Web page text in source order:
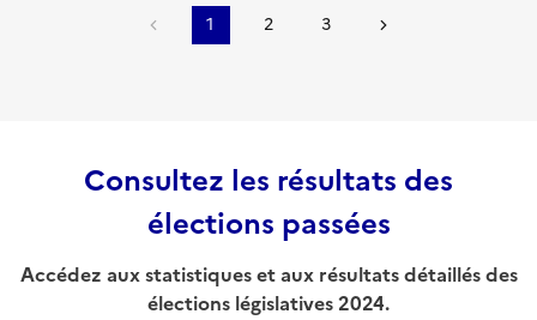
1 2 3
Consultez les résultats des
élections passées
Accédez aux statistiques et aux résultats détaillés des
élections législatives 2024.